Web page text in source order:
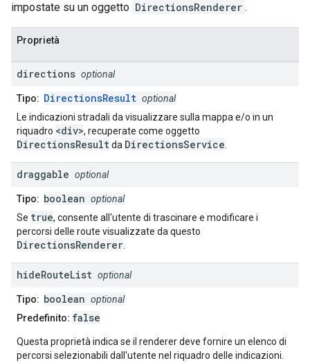
impostate su un oggetto DirectionsRenderer .
Proprietà
directions optional
Tipo: DirectionsResult optional
Le indicazioni stradali da visualizzare sulla mappa e/o in un
riquadro <div>, recuperate come oggetto
DirectionsResultda DirectionsService.
draggable optional
Tipo: boolean optional
Se true, consente all'utente di trascinare e modificare i
percorsi delle route visualizzate da questo
DirectionsRenderer.
hideRouteList optional
Tipo: boolean optional
Predefinito: false
Questa proprietà indica se il renderer deve fornire un elenco di
percorsi selezionabili dall'utente nel riquadro delle indicazioni.